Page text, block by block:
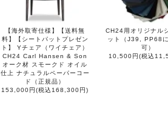
【海外取寄仕様】【送料無
料】【シートパットプレゼン
ト】 Yチェア（ワイチェア）
CH24 Carl Hansen & Son
オーク材 スモークド オイル
仕上 ナチュラルペーパーコー
ド（正規品）
153,000円(税込168,300円)
CH24用オリジナル
ット（J39, PP68
可）
10,500円(税込